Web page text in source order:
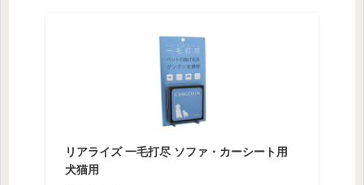
リアライズ 一毛打尽 ソファ・カーシート用
犬猫用